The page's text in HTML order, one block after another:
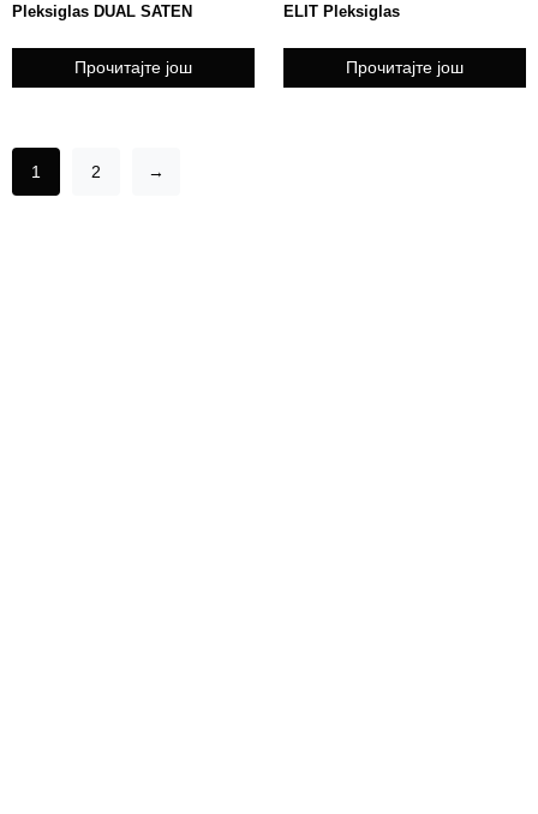
Pleksiglas DUAL SATEN
Прочитајте још
ELIT Pleksiglas
Прочитајте још
1 2 →